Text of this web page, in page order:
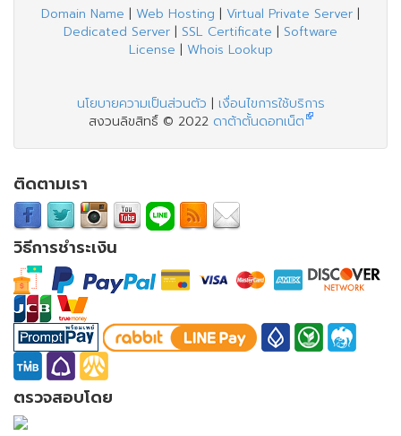
Domain Name | Web Hosting | Virtual Private Server |
Dedicated Server | SSL Certificate | Software
License | Whois Lookup
นโยบายความเป็นส่วนตัว | เงื่อนไขการใช้บริการ
สงวนลิขสิทธิ์ © 2022 ดาต้าตั้นดอทเน็ต
ติดตามเรา
วิธีการชำระเงิน
ตรวจสอบโดย